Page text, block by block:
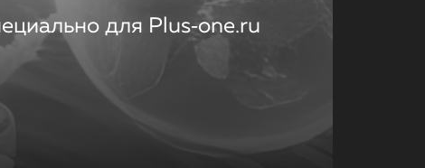
для Plus‑one.ru